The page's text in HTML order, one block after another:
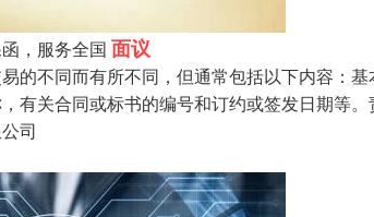
，服务全国 面议
的不同而有所不同，但通常包括以下内容：
有关合同或标书的编号和订约或签发日期等
司